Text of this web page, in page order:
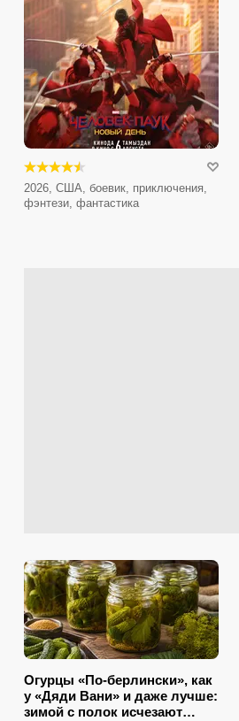
2026, США, боевик, приключения,
фэнтези, фантастика
Огурцы «По-берлински», как
у «Дяди Вани» и даже лучше:
зимой с полок исчезают